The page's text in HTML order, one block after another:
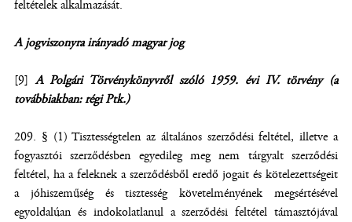
feltételek alkalmazását.
A jogviszonyra irányadó magyar jog
[9]A Polgári Törvénykönyvről szóló 1959. évi IV. törvény (a
továbbiakban: régi Ptk.)
209. § (1) Tisztességtelen az általános szerződési feltétel, illetve a
fogyasztói szerződésben egyedileg meg nem tárgyalt szerződési
feltétel, ha a feleknek a szerződésből eredő jogait és kötelezettségeit
a jóhiszeműség és tisztesség követelményének megsértésével
egyoldalúan és indokolatlanul a szerződési feltétel támasztójával